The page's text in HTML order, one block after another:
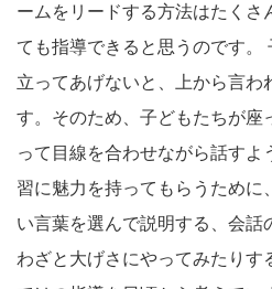
ームをリードする方法はたくさ
ても指導できると思うのです。
立ってあげないと、上から言わ
す。そのため、子どもたちが座
って目線を合わせながら話すよ
習に魅力を持ってもらうために
い言葉を選んで説明する、会話
わざと大げさにやってみたりす